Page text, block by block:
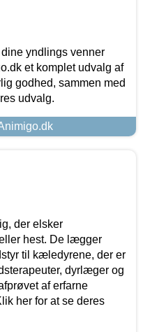
yndlings venner
et komplet udvalg af
godhed, sammen med
udvalg.
der elsker
hest. De lægger
til kæledyrene, der er
dyrlæger og
af erfarne
her for at se deres